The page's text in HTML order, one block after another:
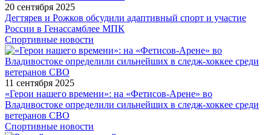
20 сентября 2025
Дегтярев и Рожков обсудили адаптивный спорт и участие
России в Генассамблее МПК
Спортивные новости
11 сентября 2025
«Герои нашего времени»: на «Фетисов-Арене» во
Владивостоке определили сильнейших в следж-хоккее среди
ветеранов СВО
Спортивные новости